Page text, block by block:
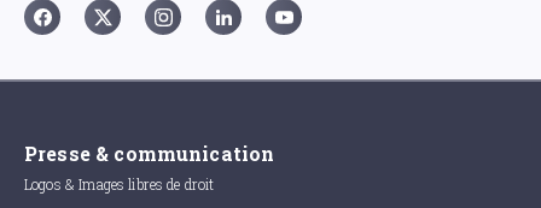
Presse & communication
Logos & Images libres de droit